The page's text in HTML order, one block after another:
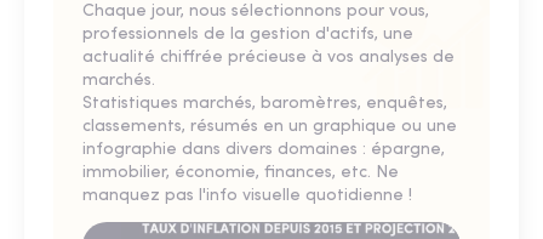
Chaque jour, nous sélectionnons pour vous,
professionnels de la gestion d'actifs, une
actualité chiffrée précieuse à vos analyses de
marchés.
Statistiques marchés, baromètres, enquêtes,
classements, résumés en un graphique ou une
infographie dans divers domaines : épargne,
immobilier, économie, finances, etc. Ne
manquez pas l'info visuelle quotidienne !